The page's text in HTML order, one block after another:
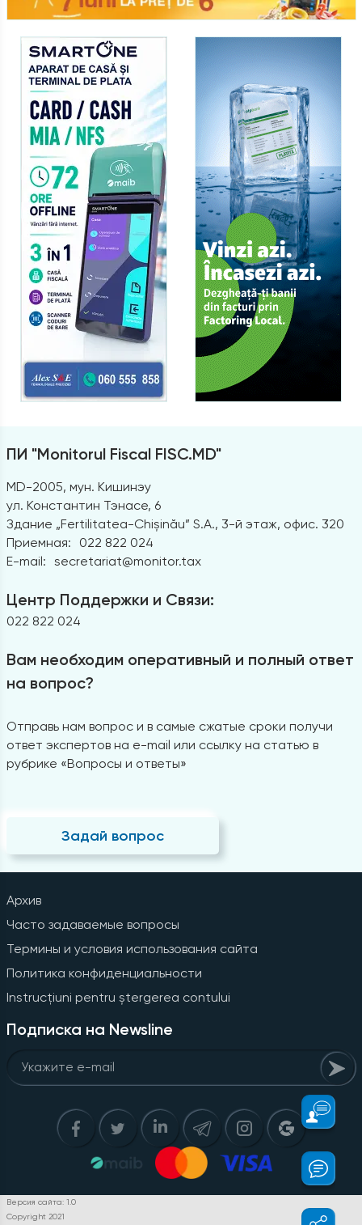
ПИ "Monitorul Fiscal FISC.MD"
MD-2005, мун. Кишинэу
ул. Константин Тэнасе, 6
Здание „Fertilitatea-Chișinău” S.A., 3-й этаж, офис. 320
Приемная:
022 822 024
E-mail: secretariat@monitor.tax
Центр Поддержки и Связи:
022 822 024
Вам необходим оперативный и полный ответ
на вопрос?
Отправь нам вопрос и в самые сжатые сроки получи
ответ экспертов на e-mail или ссылку на статью в
рубрике «Вопросы и ответы»
Задай вопрос
Архив
Часто задаваемые вопросы
Термины и условия использования сайта
Политика конфиденциальности
Instrucțiuni pentru ștergerea contului
Подписка на Newsline
Версия сайта: 1.0
Copyright 2021